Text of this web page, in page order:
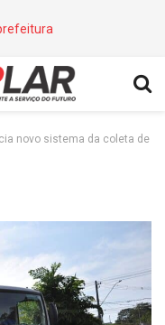
novo sistema da coleta de